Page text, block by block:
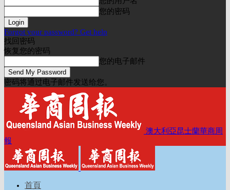
您的密码
Forgot your password? Get help
找回密码
恢复您的密码
您的电子邮件
密码将通过电子邮件发送给您。
澳大利亞昆士蘭華商周
報
首頁